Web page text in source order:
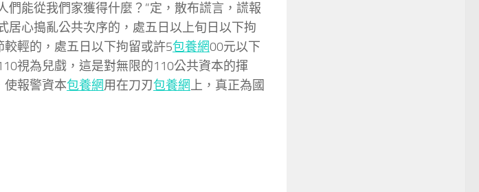
們能從我們家獲得什麼？”定，散布謊言，謊報
居心搗亂公共次序的，處五日以上旬日以下拘
輕的，處五日以下拘留或許5包養網00元以下
視為兒戲，這是對無限的110公共資本的揮
使報警資本包養網用在刀刃包養網上，真正為國